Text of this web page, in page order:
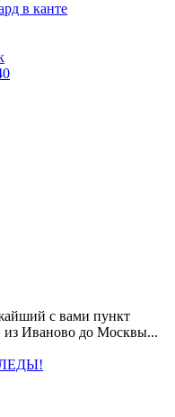
в канте
с вами пункт
Иваново до Москвы...